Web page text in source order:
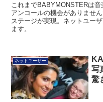
これまでBABYMONSTERは
アンコールの機会がありませ
ステージが実現。ネットユー
ます。
ネットユーザー
写
驚